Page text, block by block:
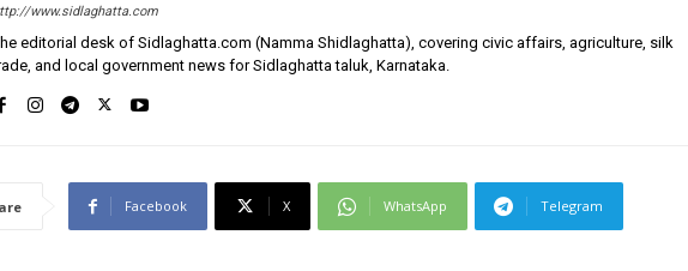
www.sidlaghatta.com
editorial desk of Sidlaghatta.com (Namma Shidlaghatta), covering civic affairs, agriculture, silk
and local government news for Sidlaghatta taluk, Karnataka.
Facebook X WhatsApp Telegram